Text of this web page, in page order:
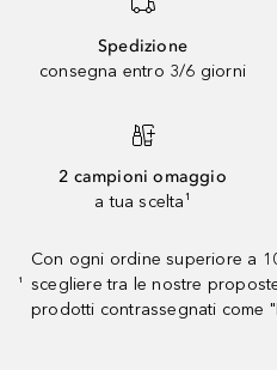
Spedizione
consegna entro 3/6 giorni
2 campioni omaggio
a tua scelta¹
¹
Con ogni ordine superiore a
scegliere tra le nostre
prodotti contrassegnati come